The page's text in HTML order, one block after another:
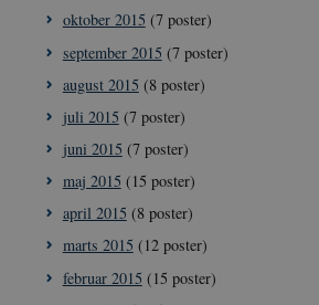
oktober 2015 (7 poster)
september 2015 (7 poster)
august 2015 (8 poster)
juli 2015 (7 poster)
juni 2015 (7 poster)
maj 2015 (15 poster)
april 2015 (8 poster)
marts 2015 (12 poster)
februar 2015 (15 poster)